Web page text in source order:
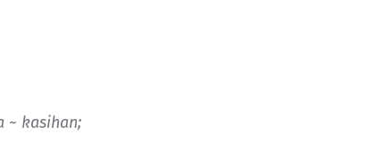
~ kasihan;